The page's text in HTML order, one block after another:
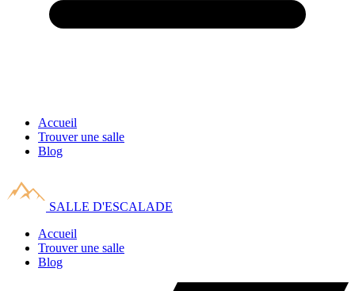
Accueil
Trouver une salle
Blog
SALLE D'ESCALADE
Accueil
Trouver une salle
Blog